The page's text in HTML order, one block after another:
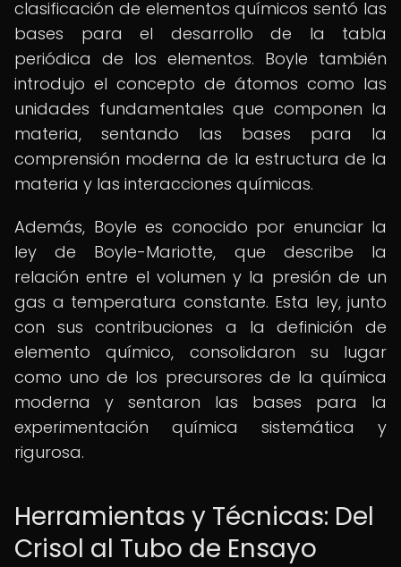
clasificación de elementos químicos sentó las
bases para el desarrollo de la tabla
periódica de los elementos. Boyle también
introdujo el concepto de átomos como las
unidades fundamentales que componen la
materia, sentando las bases para la
comprensión moderna de la estructura de la
materia y las interacciones químicas.
Además, Boyle es conocido por enunciar la
ley de Boyle-Mariotte, que describe la
relación entre el volumen y la presión de un
gas a temperatura constante. Esta ley, junto
con sus contribuciones a la definición de
elemento químico, consolidaron su lugar
como uno de los precursores de la química
moderna y sentaron las bases para la
experimentación química sistemática y
rigurosa.
Herramientas y Técnicas: Del
Crisol al Tubo de Ensayo